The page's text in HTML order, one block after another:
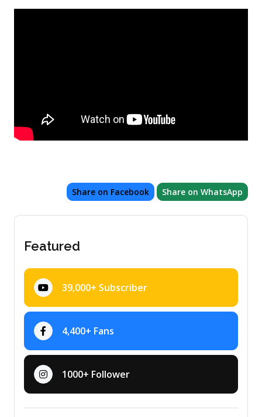
Share on Facebook Share on WhatsApp
Featured
39,000+ Subscriber
4,400+ Fans
1000+ Follower